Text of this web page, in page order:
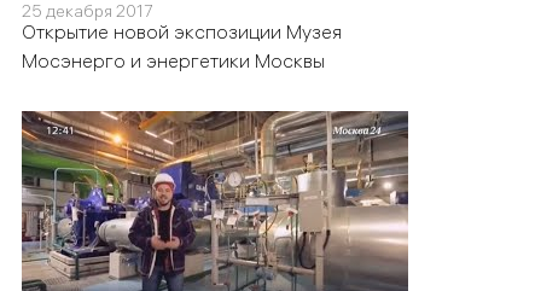
25 декабря 2017
Открытие новой экспозиции Музея
Мосэнерго и энергетики Москвы